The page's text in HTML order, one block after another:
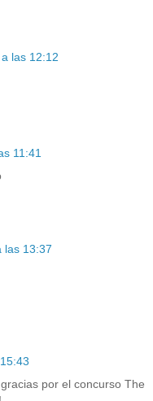
las 12:12
11:41
las 13:37
por el concurso The